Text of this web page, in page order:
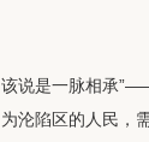
该说是一脉相承
为沦陷区的人民，